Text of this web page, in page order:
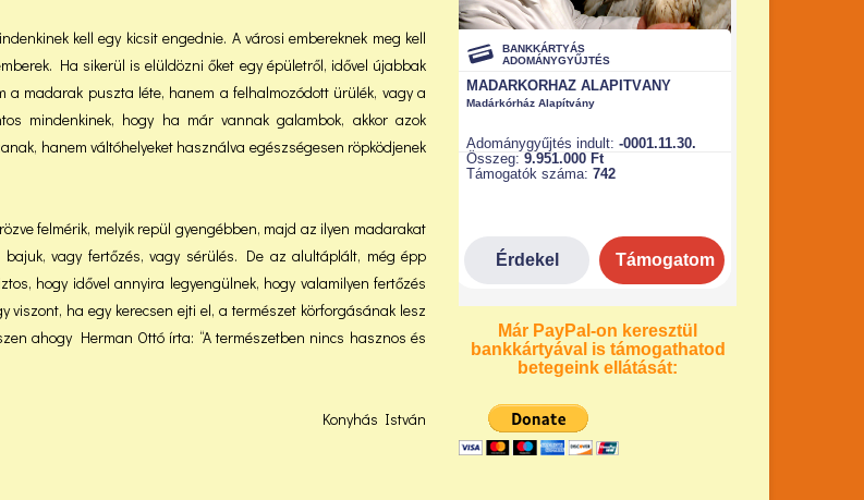
kell egy kicsit engednie. A városi embereknek meg kell
Ha sikerül is elüldözni őket egy épületről, idővel újabbak
a madarak puszta léte, hanem a felhalmozódott ürülék, vagy a
mindenkinek, hogy ha már vannak galambok, akkor azok
hanem váltóhelyeket használva egészségesen röpködjenek
felmérik, melyik repül gyengébben, majd az ilyen madarakat
vagy fertőzés, vagy sérülés. De az alultáplált, még épp
hogy idővel annyira legyengülnek, hogy valamilyen fertőzés
ha egy kerecsen ejti el, a természet körforgásának lesz
ahogy Herman Ottó írta: “A természetben nincs hasznos és
Konyhás István
Már PayPal-on keresztül
bankkártyával is támogathatod
betegeink ellátását: